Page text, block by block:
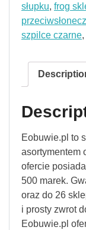
słupku, frog
szpilce czarne,
Eobuwie.pl to
asortymentem
ofercie
500 marek.
oraz do 26
i prosty zwrot
Eobuwie.pl